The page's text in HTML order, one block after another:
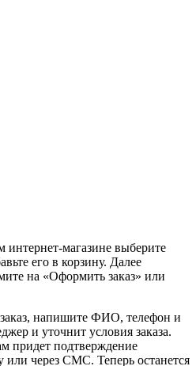
магазине выберите
его в корзину. Далее
на «Оформить заказ» или
напишите ФИО, телефон и
и уточнит условия заказа.
придет подтверждение
или через СМС. Теперь останется